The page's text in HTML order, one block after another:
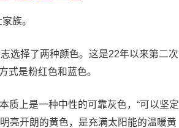
族。
选择了两种颜色。这是22年以来第二次
式是粉红色和蓝色。
质上是一种中性的可靠灰色，“可以坚定
亮开朗的黄色，是充满太阳能的温暖黄